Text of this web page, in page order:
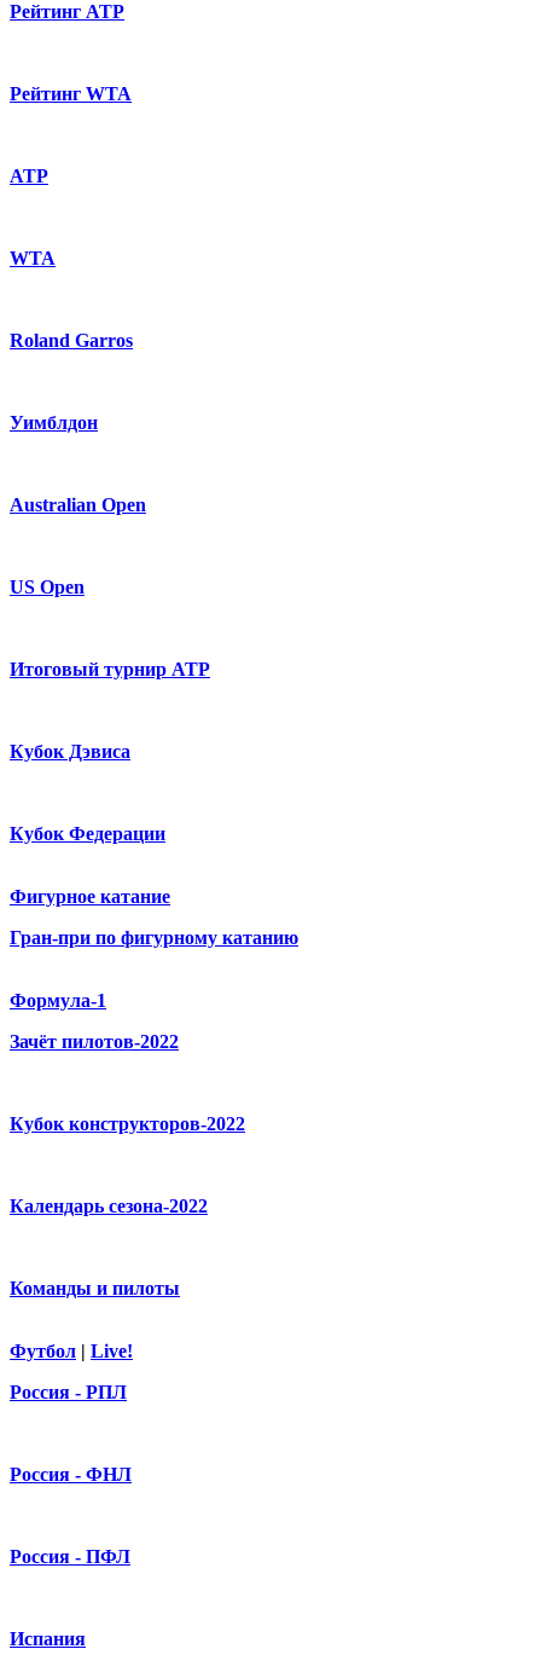
Рейтинг ATP
Рейтинг WTA
ATP
WTA
Roland Garros
Уимблдон
Australian Open
US Open
Итоговый турнир ATP
Кубок Дэвиса
Кубок Федерации
Фигурное катание
Гран-при по фигурному катанию
Формула-1
Зачёт пилотов-2022
Кубок конструкторов-2022
Календарь сезона-2022
Команды и пилоты
Футбол | Live!
Россия - РПЛ
Россия - ФНЛ
Россия - ПФЛ
Испания